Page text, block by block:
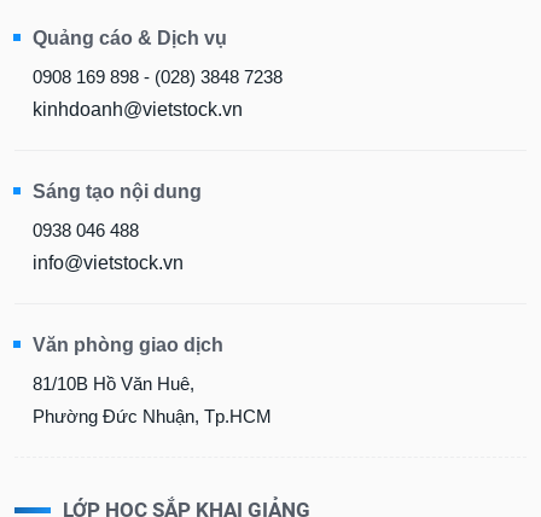
Quảng cáo & Dịch vụ
0908 169 898 - (028) 3848 7238
kinhdoanh@vietstock.vn
Sáng tạo nội dung
0938 046 488
info@vietstock.vn
Văn phòng giao dịch
81/10B Hồ Văn Huê,
Phường Đức Nhuận, Tp.HCM
LỚP HỌC SẮP KHAI GIẢNG